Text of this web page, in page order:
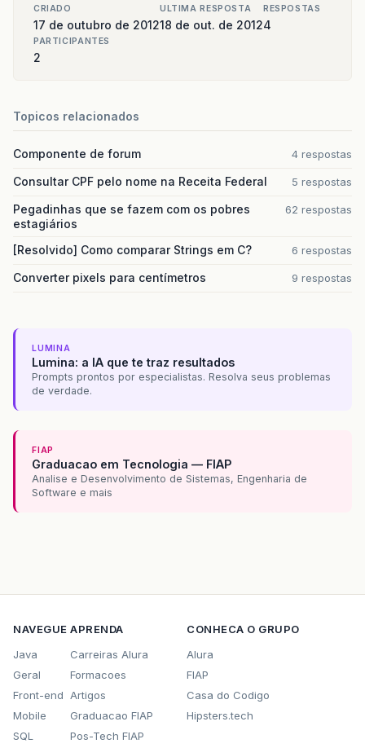
CRIADO
17 de outubro de 2012
ULTIMA RESPOSTA
18 de out. de 2012
RESPOSTAS
4
PARTICIPANTES
2
Topicos relacionados
Componente de forum 4 respostas
Consultar CPF pelo nome na Receita Federal 5 respostas
Pegadinhas que se fazem com os pobres
estagiários
62 respostas
[Resolvido] Como comparar Strings em C? 6 respostas
Converter pixels para centímetros 9 respostas
LUMINA
Lumina: a IA que te traz resultados
Prompts prontos por especialistas. Resolva seus problemas
de verdade.
FIAP
Graduacao em Tecnologia — FIAP
Analise e Desenvolvimento de Sistemas, Engenharia de
Software e mais
NAVEGUE
Java
Geral
Front-end
Mobile
SQL
APRENDA
Carreiras Alura
Formacoes
Artigos
Graduacao FIAP
Pos-Tech FIAP
CONHECA O GRUPO
Alura
FIAP
Casa do Codigo
Hipsters.tech